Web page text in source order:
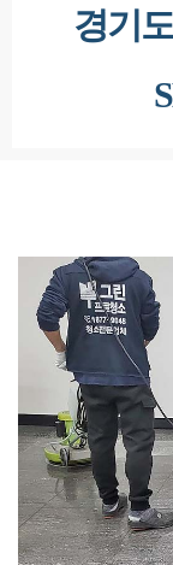
경기